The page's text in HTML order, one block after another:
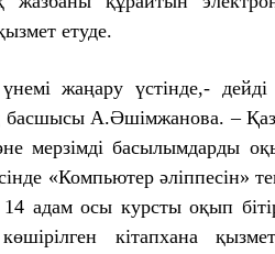
етуде.
жаңару үстінде,-
А.Әшімжанова. –
мерзімді басылымдарды
«Компьютер әліппесін»
адам осы курсты оқып
кітапхана